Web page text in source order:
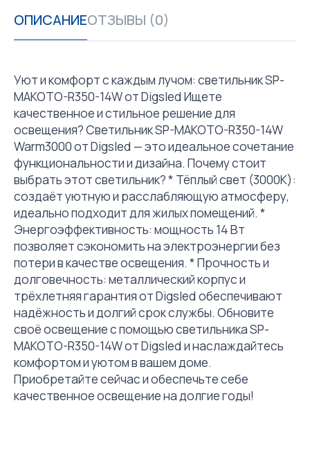
ОПИСАНИЕОТЗЫВЫ (0)
Уют и комфорт с каждым лучом: светильник SP-
MAKOTO-R350-14W от Digsled Ищете
качественное и стильное решение для
освещения? Светильник SP-MAKOTO-R350-14W
Warm3000 от Digsled — это идеальное сочетание
функциональности и дизайна. Почему стоит
выбрать этот светильник? * Тёплый свет (3000K):
создаёт уютную и расслабляющую атмосферу,
идеально подходит для жилых помещений. *
Энергоэффективность: мощность 14 Вт
позволяет сэкономить на электроэнергии без
потери в качестве освещения. * Прочность и
долговечность: металлический корпус и
трёхлетняя гарантия от Digsled обеспечивают
надёжность и долгий срок службы. Обновите
своё освещение с помощью светильника SP-
MAKOTO-R350-14W от Digsled и наслаждайтесь
комфортом и уютом в вашем доме.
Приобретайте сейчас и обеспечьте себе
качественное освещение на долгие годы!